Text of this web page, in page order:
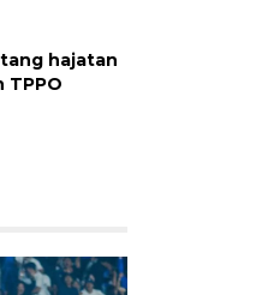
hajatan
TPPO